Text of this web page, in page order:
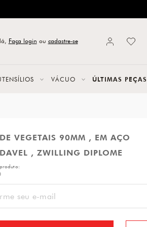
Faça login ou cadastre-se
VÁCUO ÚLTIMAS PEÇAS
VEGETAIS 90MM , EM AÇO
, ZWILLING DIPLOME